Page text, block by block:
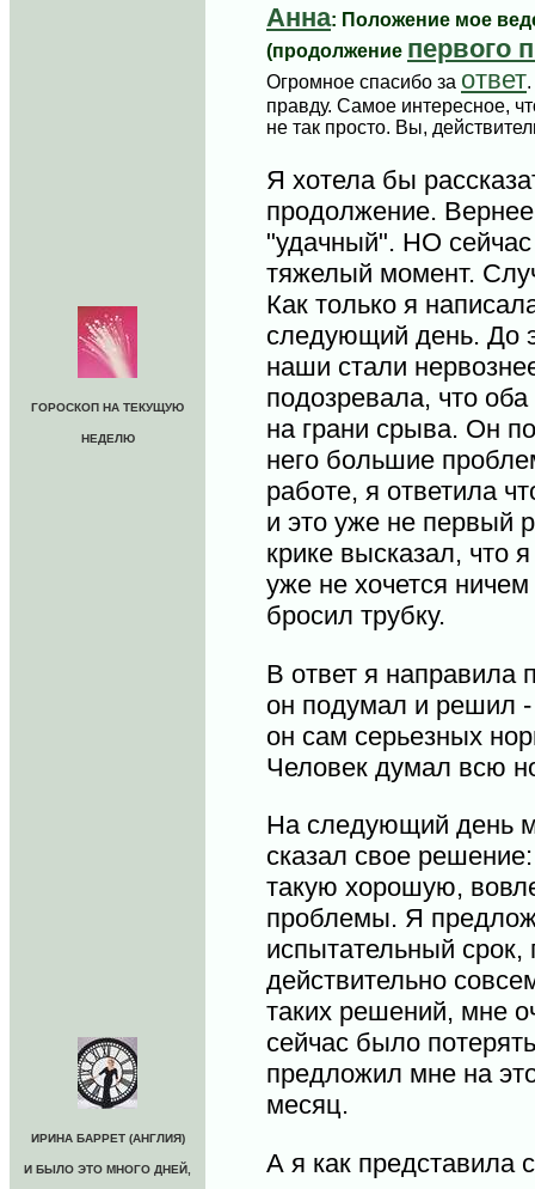
ГОРОСКОП НА ТЕКУЩУЮ
НЕДЕЛЮ
ИРИНА БАРРЕТ (АНГЛИЯ)
И БЫЛО ЭТО МНОГО ДНЕЙ,
Анна: Положение мое
(продолжение первого
Огромное спасибо за ответ
правду. Самое интересное,
не так просто. Вы,
Я хотела бы
продолжение.
"удачный". НО
тяжелый момент.
Как только я
следующий день. До
наши стали
подозревала, что
на грани срыва. Он
него большие
работе, я ответила
и это уже не первый
крике высказал, что
уже не хочется
бросил трубку.
В ответ я направила
он подумал и решил -
он сам серьезных
Человек думал всю
На следующий день
сказал свое
такую хорошую,
проблемы. Я
испытательный срок,
действительно
таких решений, мне
сейчас было
предложил мне на
месяц.
А я как представила